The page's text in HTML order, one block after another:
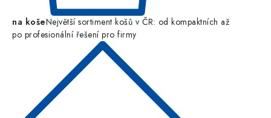
na košeNejvětší sortiment košů v ČR: od kompaktních až
po profesionální řešení pro firmy